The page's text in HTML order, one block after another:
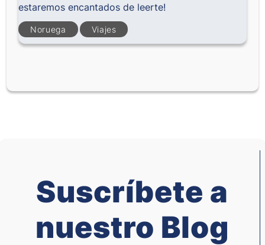
estaremos encantados de leerte!
Noruega Viajes
Suscríbete a
nuestro Blog